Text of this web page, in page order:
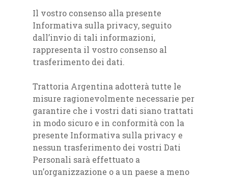
Il vostro consenso alla presente
Informativa sulla privacy, seguito
dall’invio di tali informazioni,
rappresenta il vostro consenso al
trasferimento dei dati.
Trattoria Argentina adotterà tutte le
misure ragionevolmente necessarie per
garantire che i vostri dati siano trattati
in modo sicuro e in conformità con la
presente Informativa sulla privacy e
nessun trasferimento dei vostri Dati
Personali sarà effettuato a
un’organizzazione o a un paese a meno